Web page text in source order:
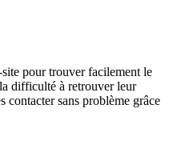
pour trouver facilement le
difficulté à retrouver leur
contacter sans problème grâce